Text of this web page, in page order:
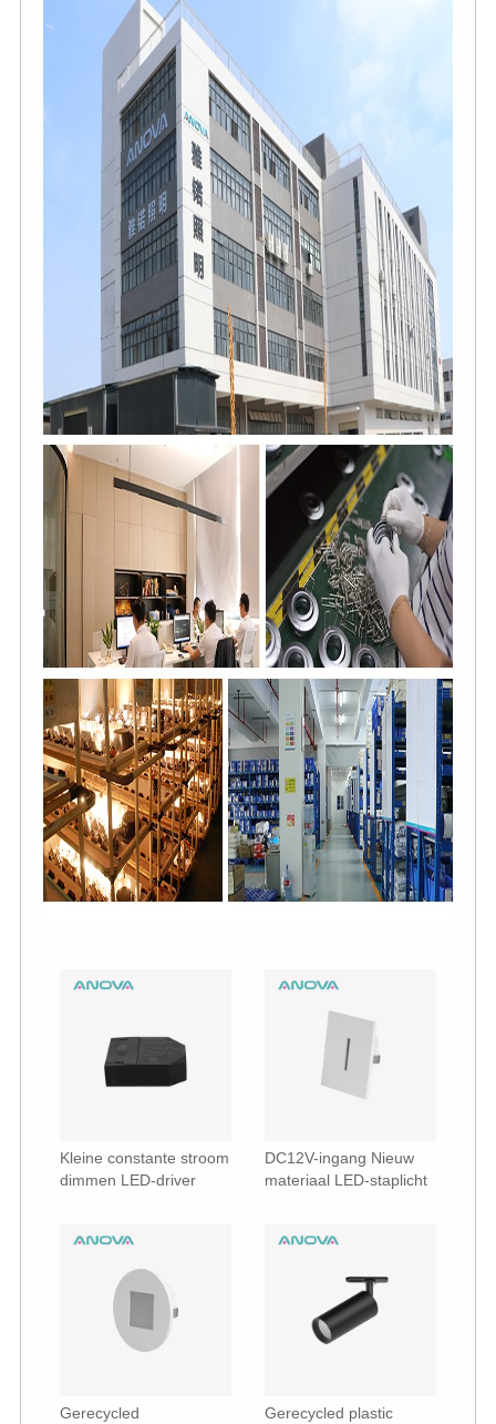
Kleine constante stroom
dimmen LED-driver
DC12V-ingang Nieuw
materiaal LED-staplicht
Gerecycled
Gerecycled plastic